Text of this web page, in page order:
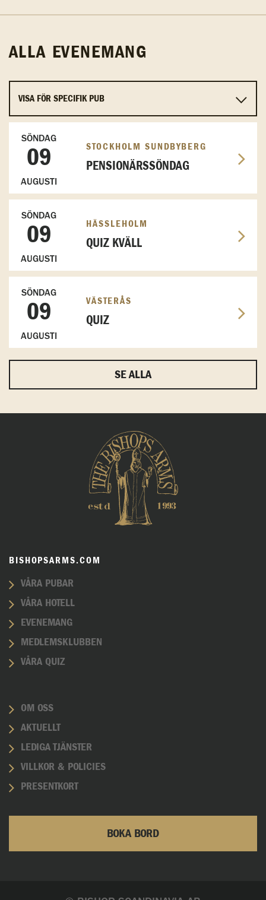
ALLA EVENEMANG
SÖNDAG
09
AUGUSTI
STOCKHOLM SUNDBYBERG
PENSIONÄRSSÖNDAG
SÖNDAG
09
AUGUSTI
HÄSSLEHOLM
QUIZ KVÄLL
SÖNDAG
09
AUGUSTI
VÄSTERÅS
QUIZ
SE ALLA
BISHOPSARMS.COM
VÅRA PUBAR
VÅRA HOTELL
EVENEMANG
MEDLEMSKLUBBEN
VÅRA QUIZ
OM OSS
AKTUELLT
LEDIGA TJÄNSTER
VILLKOR & POLICIES
PRESENTKORT
BOKA BORD